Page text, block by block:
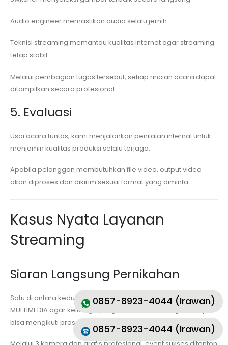
Audio engineer memastikan audio selalu jernih.
Teknisi streaming memantau kualitas internet agar streaming
tetap stabil.
Melalui pembagian tugas tersebut, setiap rincian acara dapat
ditampilkan secara profesional.
5. Evaluasi
Usai acara tuntas, kami menjalankan penilaian internal untuk
menjamin kualitas produksi selalu terjaga.
Apabila pelanggan membutuhkan file video, output video
akan diproses dan dikirim sesuai format yang diminta.
Kasus Nyata Layanan
Streaming
Siaran Langsung Pernikahan
Satu di antara kedua pengantin memakai jasa MKVS
MULTIMEDIA agar keluarga yang berada di luar negeri tetap
bisa mengikuti prosesi akad dan pesta.
0857-8923-4044 (Irawan)
0857-8923-4044 (Irawan)